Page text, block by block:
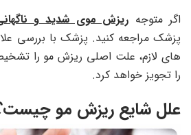
اگر متوجه ریزش موی شدید و
پزشک مراجعه کنید. پزشک با بررسی
های لازم، علت اصلی ریزش مو را
را تجویز خواهد کرد.
علل شایع ریزش مو